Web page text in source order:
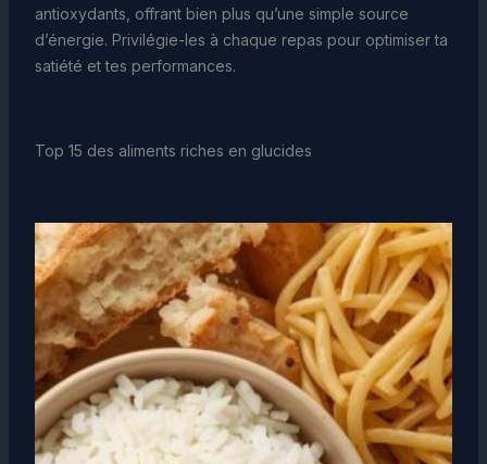
antioxydants, offrant bien plus qu’une simple source
d’énergie. Privilégie-les à chaque repas pour optimiser ta
satiété et tes performances.
Top 15 des aliments riches en glucides